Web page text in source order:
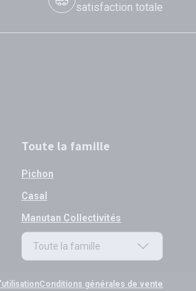
satisfaction totale
Toute la famille
Pichon
Casal
Manutan Collectivités
Toute la famille
Conditions générales de vente